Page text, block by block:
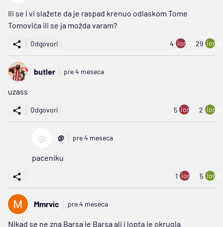
Ili se i vi slažete da je raspad krenuo odlaskom Tome
Tomovića ili se ja možda varam?
Odgovori 4 ion:minus
29
butler pre 4 meseca
uzass
Odgovori 5 ion:minus
2
@ @ pre 4 meseca
paceniku
1 ion:minus
5
Mmrvic pre 4 meseca
Nikad se ne zna Barsa je Barsa ali i lopta je okrugla